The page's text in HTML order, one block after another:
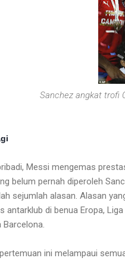
Sanchez angkat trofi
Messi mengemas
belum pernah diperoleh
sejumlah alasan. Alasan
antarklub di benua Eropa,
Barcelona.
ini melampaui